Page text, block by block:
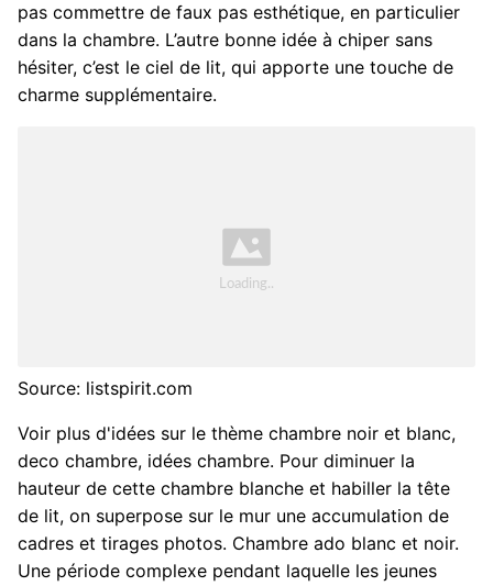
pas commettre de faux pas esthétique, en particulier
dans la chambre. L’autre bonne idée à chiper sans
hésiter, c’est le ciel de lit, qui apporte une touche de
charme supplémentaire.
Source: listspirit.com
Voir plus d'idées sur le thème chambre noir et blanc,
deco chambre, idées chambre. Pour diminuer la
hauteur de cette chambre blanche et habiller la tête
de lit, on superpose sur le mur une accumulation de
cadres et tirages photos. Chambre ado blanc et noir.
Une période complexe pendant laquelle les jeunes